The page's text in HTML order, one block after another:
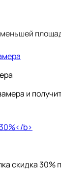
и
скидка